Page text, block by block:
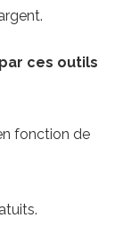
ces outils
fonction de